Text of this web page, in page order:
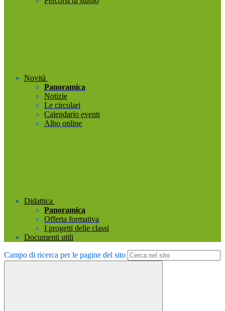
Novità
Panoramica
Notizie
Le circolari
Calendario eventi
Albo online
Didattica
Panoramica
Offerta formativa
I progetti delle classi
Documenti utili
Campo di ricerca per le pagine del sito